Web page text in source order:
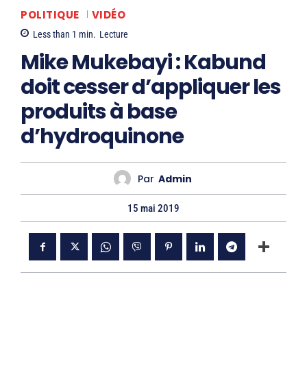
POLITIQUE VIDÉO
Less than 1 min. Lecture
Mike Mukebayi : Kabund
doit cesser d’appliquer les
produits à base
d’hydroquinone
Par Admin
15 mai 2019